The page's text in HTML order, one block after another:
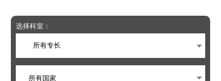
system.
选择科室：
所有专长
所有国家